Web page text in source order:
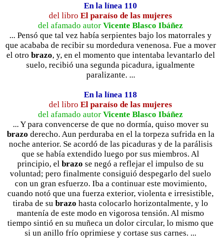
En la línea 110
del libro El paraíso de las mujeres
del afamado autor Vicente Blasco Ibáñez
... Pensó que tal vez había serpientes bajo los matorrales y
que acababa de recibir su mordedura venenosa. Fue a mover
el otro brazo, y, en el momento que intentaba levantarlo del
suelo, recibió una segunda picadura, igualmente
paralizante. ...
En la línea 118
del libro El paraíso de las mujeres
del afamado autor Vicente Blasco Ibáñez
... Y para convencerse de que no dormía, quiso mover su
brazo derecho. Aun perduraba en el la torpeza sufrida en la
noche anterior. Se acordó de las picaduras y de la parálisis
que se había extendido luego por sus miembros. Al
principio, el brazo se negó a reflejar el impulso de su
voluntad; pero finalmente consiguió despegarlo del suelo
con un gran esfuerzo. Iba a continuar este movimiento,
cuando notó que una fuerza exterior, violenta e irresistible,
tiraba de su brazo hasta colocarlo horizontalmente, y lo
mantenía de este modo en vigorosa tensión. Al mismo
tiempo sintió en su muñeca un dolor circular, lo mismo que
si un anillo frío oprimiese y cortase sus carnes. ...